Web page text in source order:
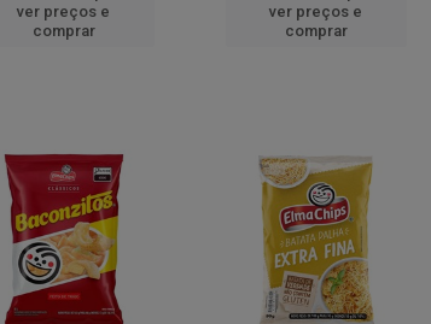
ver preços e
comprar
ver preços e
comprar